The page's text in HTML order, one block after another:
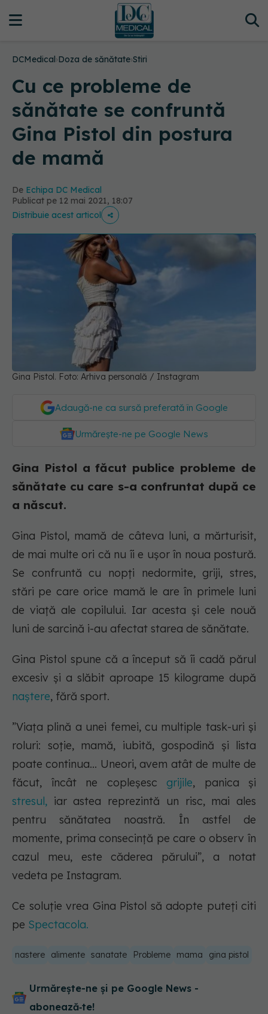
DCMedical›Doza de sănătate›Stiri
Cu ce probleme de
sănătate se confruntă
Gina Pistol din postura
de mamă
De Echipa DC Medical
Publicat pe 12 mai 2021, 18:07
Distribuie acest articol
Gina Pistol. Foto: Arhiva personală / Instagram
Adaugă-ne ca sursă preferată în Google
Urmărește-ne pe Google News
Gina Pistol a făcut publice probleme de
sănătate cu care s-a confruntat după ce
a născut.
Gina Pistol, mamă de câteva luni, a mărturisit,
de mai multe ori că nu îi e ușor în noua postură.
Se confruntă cu nopți nedormite, griji, stres,
stări pe care orice mamă le are în primele luni
de viață ale copilului. Iar acesta și cele nouă
luni de sarcină i-au afectat starea de sănătate.
Gina Pistol spune că a început să îi cadă părul
excesiv și a slăbit aproape 15 kilograme după
naștere, fără sport.
”Viața plină a unei femei, cu multiple task-uri și
roluri: soție, mamă, iubită, gospodină și lista
poate continua... Uneori, avem atât de multe de
făcut, încât ne copleșesc grijile, panica și
stresul, iar astea reprezintă un risc, mai ales
pentru sănătatea noastră. În astfel de
momente, prima consecință pe care o observ în
cazul meu, este căderea părului”, a notat
vedeta pe Instagram.
Ce soluție vrea Gina Pistol să adopte puteți citi
pe Spectacola.
nastere alimente sanatate Probleme mama gina pistol
Urmărește-ne și pe Google News -
abonează‑te!